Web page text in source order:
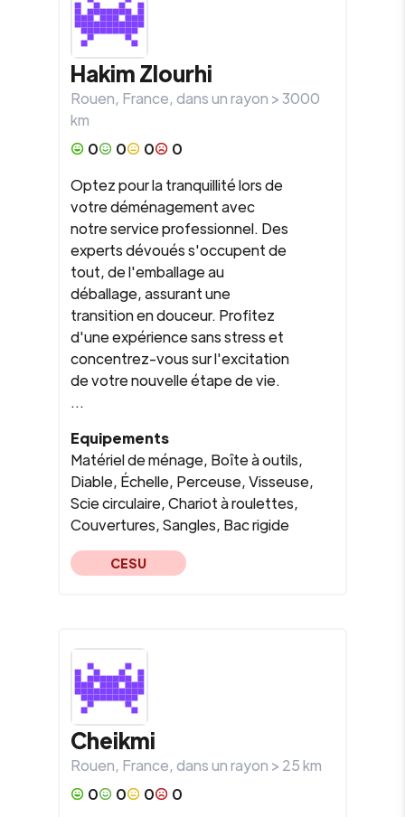
HakimZlourhi
Rouen, France, dans un rayon >3000
km
0
0 0
0
Optez pour la tranquillité lors de
votre déménagement avec
notre service professionnel. Des
experts dévoués s'occupent de
tout, de l'emballage au
déballage, assurant une
transition en douceur. Profitez
d'une expérience sans stress et
concentrez-vous sur l'excitation
de votre nouvelle étape de vie.
...
Equipements
Matériel de ménage, Boîte à outils,
Diable, Échelle, Perceuse, Visseuse,
Scie circulaire, Chariot à roulettes,
Couvertures, Sangles, Bac rigide
CESU
Cheikmi
Rouen, France, dans un rayon > 25km
0
0 0
0